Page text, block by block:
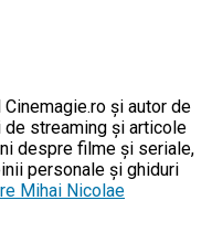
și autor de
streaming și articole
despre filme și seriale,
personale și ghiduri
Mihai Nicolae